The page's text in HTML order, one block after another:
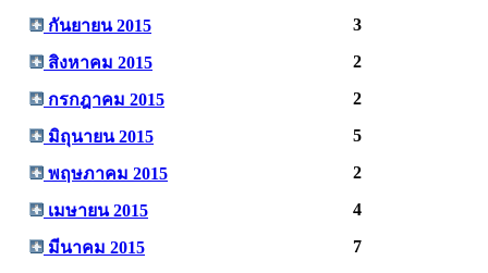
กันยายน 2015 3
สิงหาคม 2015 2
กรกฎาคม 2015 2
มิถุนายน 2015 5
พฤษภาคม 2015 2
เมษายน 2015 4
มีนาคม 2015 7